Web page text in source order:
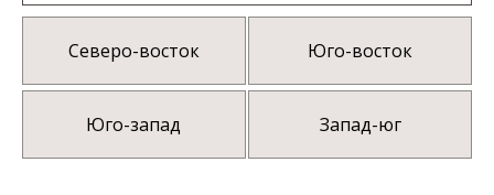
Северо-восток Юго-восток
Юго-запад Запад-юг